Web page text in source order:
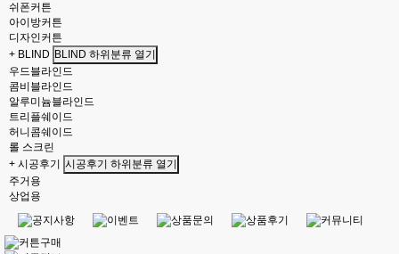
쉬폰커튼
아이방커튼
디자인커튼
+ BLIND BLIND 하위분류 열기
우드블라인드
콤비블라인드
알루미늄블라인드
트리플쉐이드
허니콤쉐이드
롤 스크린
+ 시공후기 시공후기 하위분류 열기
주거용
상업용